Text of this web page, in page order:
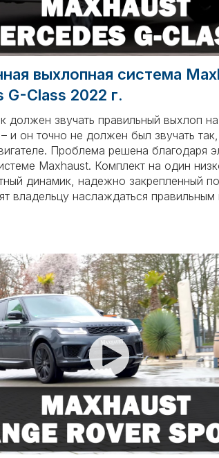
выхлопная система
G-Class 2022 г.
должен звучать правильный выхлоп
и он точно не должен был звучать
Проблема решена благодаря
Maxhaust. Комплект на один
динамик, надежно закрепленный
владельцу наслаждаться